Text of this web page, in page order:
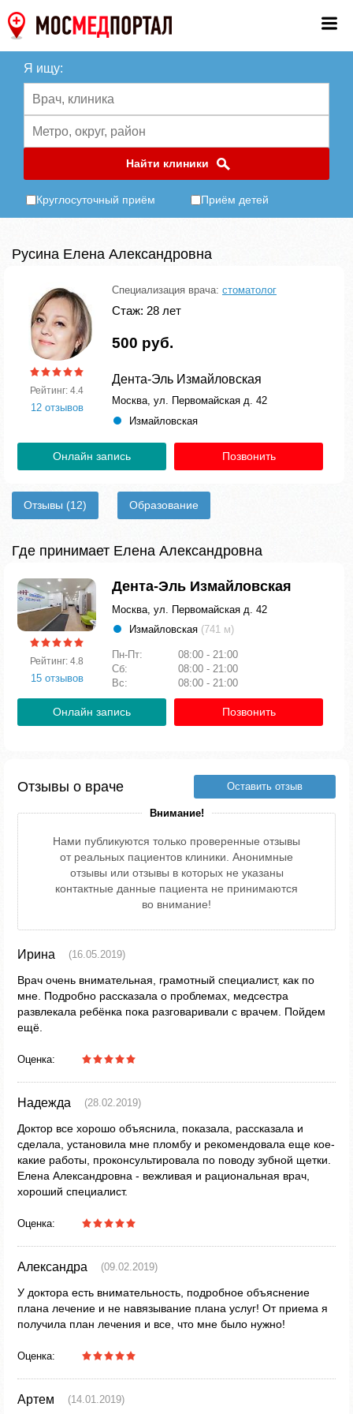
Я ищу:
Найти клиники
Круглосуточный приём Приём детей
Русина Елена Александровна
Рейтинг: 4.4
12 отзывов
Специализация врача: стоматолог
Стаж: 28 лет
500 руб.
Дента-Эль Измайловская
Москва, ул. Первомайская д. 42
Измайловская
Онлайн запись Позвонить
Отзывы (12) Образование
Где принимает Елена Александровна
Рейтинг: 4.8
15 отзывов
Дента-Эль Измайловская
Москва, ул. Первомайская д. 42
Измайловская (741 м)
Пн-Пт:
08:00 - 21:00
Сб:
08:00 - 21:00
Вс:
08:00 - 21:00
Онлайн запись Позвонить
Отзывы о враче Оставить отзыв
Внимание!
Нами публикуются только проверенные отзывы
от реальных пациентов клиники. Анонимные
отзывы или отзывы в которых не указаны
контактные данные пациента не принимаются
во внимание!
Ирина (16.05.2019)
Врач очень внимательная, грамотный специалист, как по
мне. Подробно рассказала о проблемах, медсестра
развлекала ребёнка пока разговаривали с врачем. Пойдем
ещё.
Оценка:
Надежда (28.02.2019)
Доктор все хорошо объяснила, показала, рассказала и
сделала, установила мне пломбу и рекомендовала еще кое-
какие работы, проконсультировала по поводу зубной щетки.
Елена Александровна - вежливая и рациональная врач,
хороший специалист.
Оценка:
Александра (09.02.2019)
У доктора есть внимательность, подробное объяснение
плана лечение и не навязывание плана услуг! От приема я
получила план лечения и все, что мне было нужно!
Оценка:
Артем (14.01.2019)